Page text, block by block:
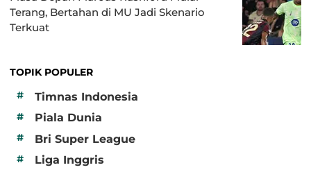
Terang, Bertahan di MU Jadi Skenario
Terkuat
TOPIK POPULER
#
Timnas Indonesia
# Piala Dunia
# Bri Super League
# Liga Inggris